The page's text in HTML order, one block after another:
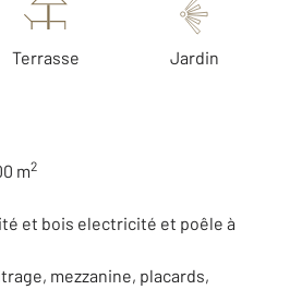
Terrasse Jardin
m2
et bois electricité et poêle à
mezzanine, placards,